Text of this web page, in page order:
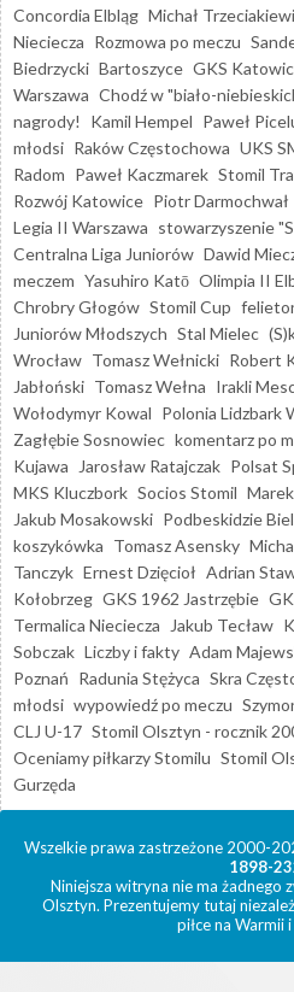
Concordia Elbląg Michał
Nieciecza Rozmowa po meczu
Biedrzycki Bartoszyce GKS
Warszawa Chodź w "biało-
nagrody!
Kamil Hempel Paweł
młodsi Raków Częstochowa UKS
Radom Paweł Kaczmarek Stomil
Rozwój Katowice Piotr Darmochwał
Legia II Warszawa stowarzyszenie
Centralna Liga Juniorów Dawid
meczem Yasuhiro Katō Olimpia II
Chrobry Głogów Stomil Cup
Juniorów Młodszych Stal Mielec
Wrocław Tomasz Wełnicki Robert
Jabłoński Tomasz Wełna Irakli
Wołodymyr Kowal Polonia Lidzbark
Zagłębie Sosnowiec komentarz po
Kujawa
Jarosław Ratajczak Polsat
MKS Kluczbork Socios Stomil
Jakub Mosakowski Podbeskidzie
koszykówka Tomasz Asensky
Tanczyk Ernest Dzięcioł Adrian
Kołobrzeg GKS 1962 Jastrzębie
Termalica Nieciecza
Jakub Tecław
Sobczak Liczby i fakty Adam
Poznań Radunia Stężyca Skra
młodsi wypowiedź po meczu
CLJ U-17 Stomil Olsztyn - rocznik
Oceniamy piłkarzy Stomilu Stomil
Gurzęda
Wszelkie prawa zastrzeżone 2000-
1898-
Niniejsza witryna nie ma żadnego
Olsztyn. Prezentujemy tutaj
piłce na Warmii